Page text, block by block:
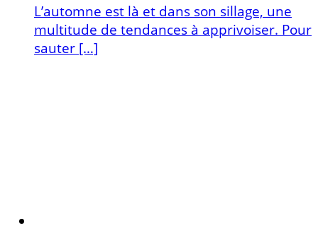
L’automne est là et dans son sillage, une
multitude de tendances à apprivoiser. Pour
sauter […]